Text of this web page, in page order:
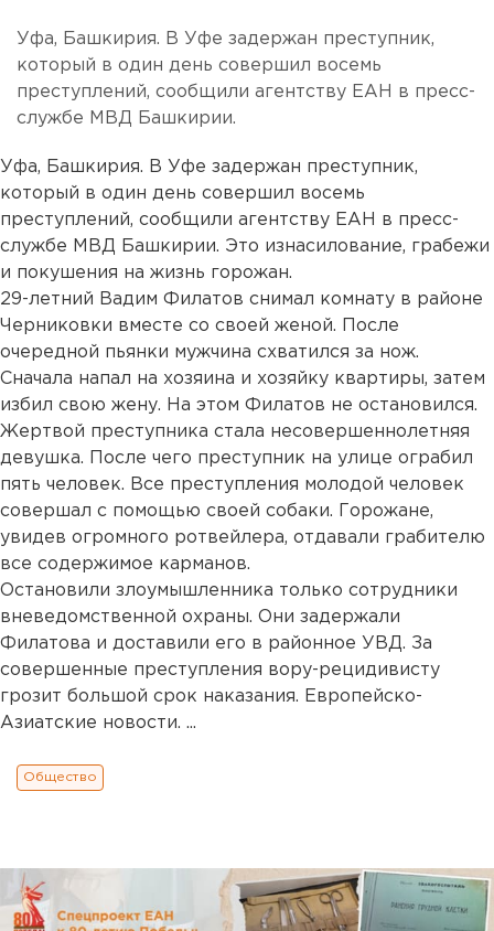
Уфа, Башкирия. В Уфе задержан преступник,
который в один день совершил восемь
преступлений, сообщили агентству ЕАН в пресс-
службе МВД Башкирии.
Уфа, Башкирия. В Уфе задержан преступник,
который в один день совершил восемь
преступлений, сообщили агентству ЕАН в пресс-
службе МВД Башкирии. Это изнасилование, грабежи
и покушения на жизнь горожан.
29-летний Вадим Филатов снимал комнату в районе
Черниковки вместе со своей женой. После
очередной пьянки мужчина схватился за нож.
Сначала напал на хозяина и хозяйку квартиры, затем
избил свою жену. На этом Филатов не остановился.
Жертвой преступника стала несовершеннолетняя
девушка. После чего преступник на улице ограбил
пять человек. Все преступления молодой человек
совершал с помощью своей собаки. Горожане,
увидев огромного ротвейлера, отдавали грабителю
все содержимое карманов.
Остановили злоумышленника только сотрудники
вневедомственной охраны. Они задержали
Филатова и доставили его в районное УВД. За
совершенные преступления вору-рецидивисту
грозит большой срок наказания. Европейско-
Азиатские новости. ...
Общество